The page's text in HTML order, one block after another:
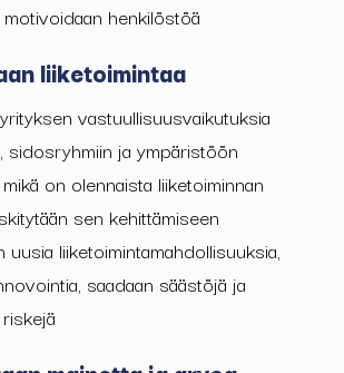
henkilöstöä
liiketoimintaa
vastuullisuusvaikutuksia
sidosryhmiin ja ympäristöön
on olennaista liiketoiminnan
sen kehittämiseen
uusia liiketoimintamahdollisuuksia,
saadaan säästöjä ja